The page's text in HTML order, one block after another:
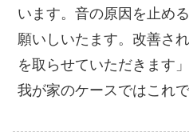
います。音の原因を止め
願いしいたます。改善さ
を取らせていただきます」
我が家のケースではこれ